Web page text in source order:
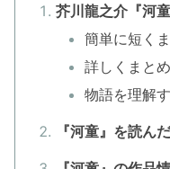
芥川龍之介『河
簡単に短く
詳しくまと
物語を理解
『河童』を読ん